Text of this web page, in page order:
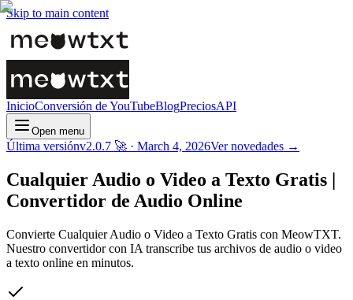
Skip to main content
InicioConversión de YouTubeBlogPreciosAPI
Open menu
Última versiónv2.0.7 🚀 · March 4, 2026Ver novedades →
Cualquier Audio o Video a Texto Gratis |
Convertidor de Audio Online
Convierte Cualquier Audio o Video a Texto Gratis con MeowTXT.
Nuestro convertidor con IA transcribe tus archivos de audio o video
a texto online en minutos.